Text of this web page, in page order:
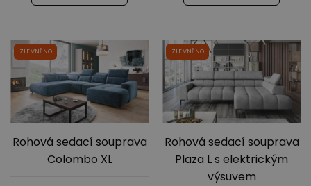
ZLEVNĚNO
Rohová sedací souprava
Colombo XL
ZLEVNĚNO
Rohová sedací souprava
Plaza L s elektrickým
výsuvem